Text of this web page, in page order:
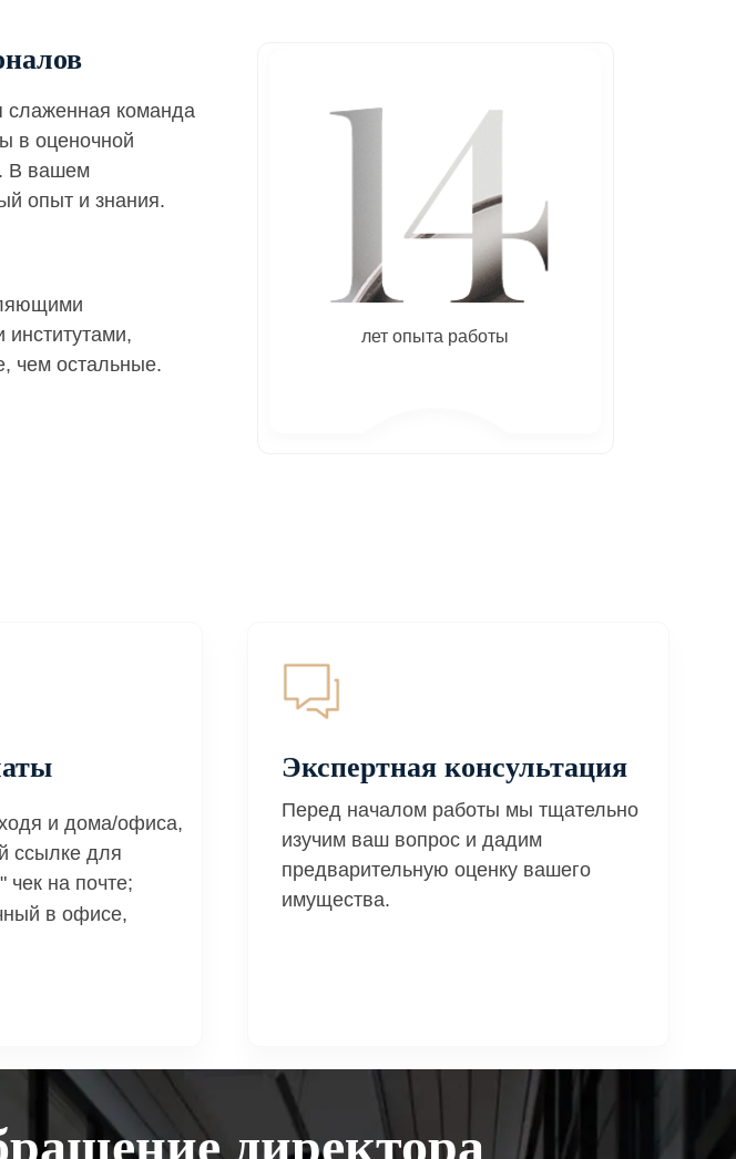
команда
в оценочной
В вашем
опыт и знания.
чем остальные.
лет опыта работы
и дома/офиса,
ссылке для
чек на почте;
в офисе,
Экспертная консультация
Перед началом работы мы тщательно
изучим ваш вопрос и дадим
предварительную оценку вашего
имущества.
директора